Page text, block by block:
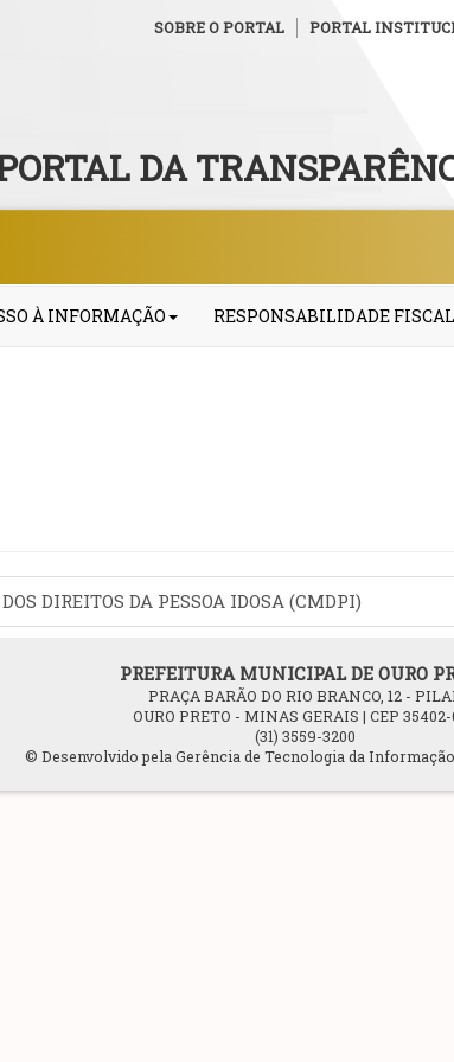
SOBRE O PORTAL PORTAL
DA
À INFORMAÇÃO RESPONSABILIDADE FISCAL
DIREITOS DA PESSOA IDOSA (CMDPI)
PREFEITURA MUNICIPAL DE OURO
PRAÇA BARÃO DO RIO BRANCO, 12 -
OURO PRETO - MINAS GERAIS | CEP
(31) 3559-3200
© Desenvolvido pela Gerência de Tecnologia da